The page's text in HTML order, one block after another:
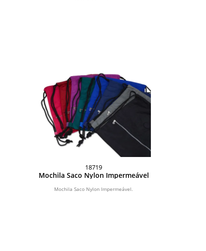
18719
Mochila Saco Nylon Impermeável
Mochila Saco Nylon Impermeável.